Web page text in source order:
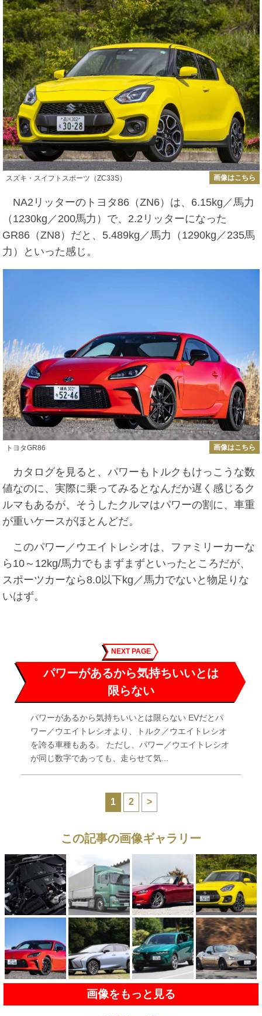
スズキ・スイフトスポーツ（ZC33S） 画像はこちら
NA2リッターのトヨタ86（ZN6）は、6.15kg／馬力
（1230kg／200馬力）で、2.2リッターになった
GR86（ZN8）だと、5.489kg／馬力（1290kg／235馬
力）といった感じ。
トヨタGR86 画像はこちら
カタログを見ると、パワーもトルクもけっこうな数
値なのに、実際に乗ってみるとなんだか遅く感じるク
ルマもあるが、そうしたクルマはパワーの割に、車重
が重いケースがほとんどだ。
このパワー／ウエイトレシオは、ファミリーカーな
ら10～12kg/馬力でもまずまずといったところだが、
スポーツカーなら8.0以下kg／馬力でないと物足りな
いはず。
NEXT PAGE
パワーがあるから気持ちいいとは
限らない
パワーがあるから気持ちいいとは限らない EVだとパ
ワー／ウエイトレシオより、トルク／ウエイトレシオ
を誇る車種もある。 ただし、パワー／ウエイトレシオ
が同じ数字であっても、走らせて気...
1 2 >
この記事の画像ギャラリー
画像をもっと見る